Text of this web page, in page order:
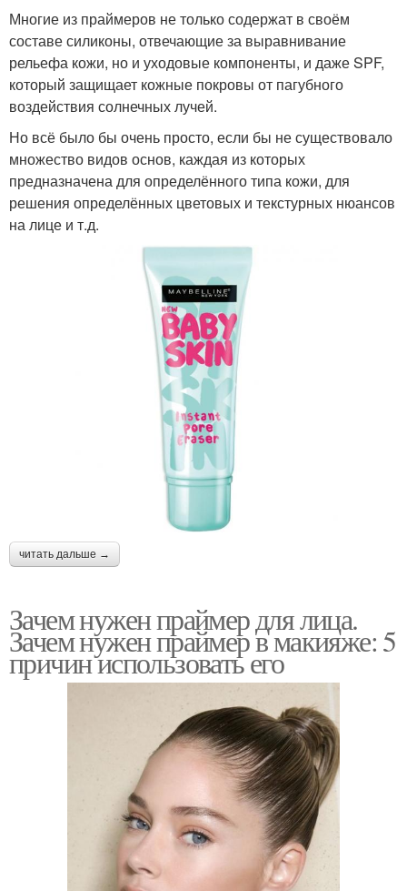
Многие из праймеров не только содержат в своём
составе силиконы, отвечающие за выравнивание
рельефа кожи, но и уходовые компоненты, и даже SPF,
который защищает кожные покровы от пагубного
воздействия солнечных лучей.
Но всё было бы очень просто, если бы не существовало
множество видов основ, каждая из которых
предназначена для определённого типа кожи, для
решения определённых цветовых и текстурных нюансов
на лице и т.д.
читать дальше →
Зачем нужен праймер для лица.
Зачем нужен праймер в макияже: 5
причин использовать его